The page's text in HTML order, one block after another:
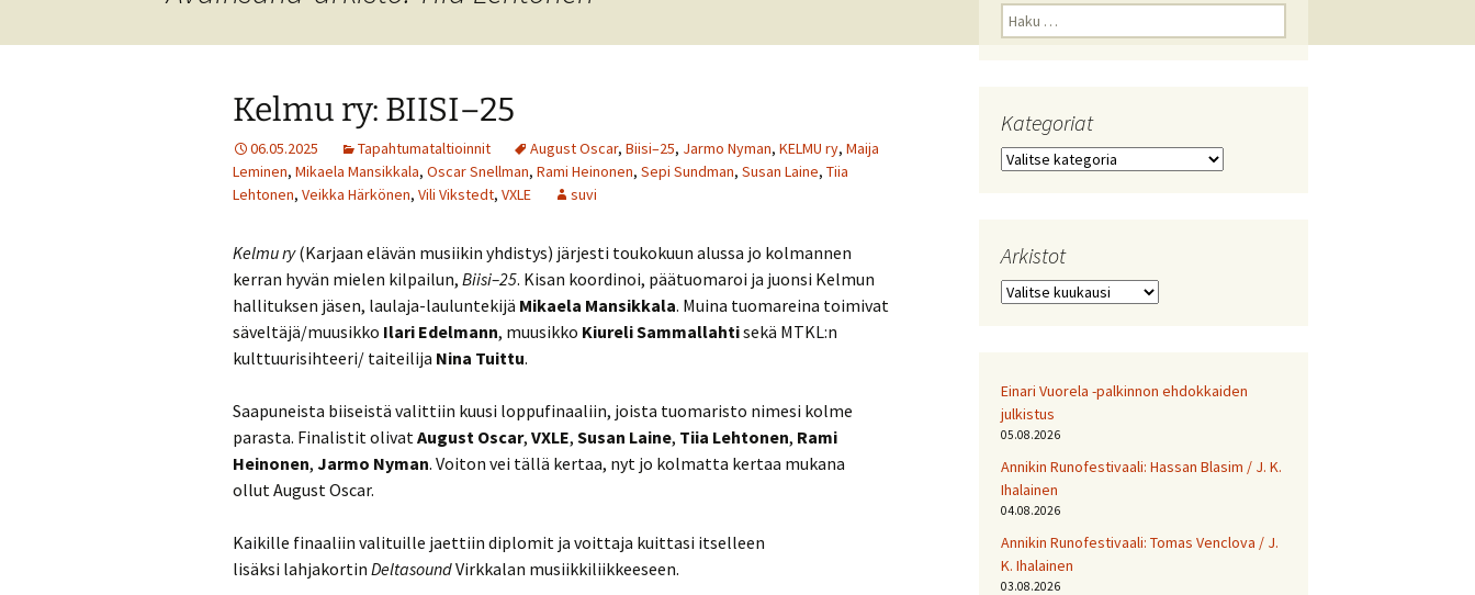
Kelmu ry: BIISI–25
06.05.2025 Tapahtumataltioinnit August Oscar, Biisi–25, Jarmo Nyman, KELMU ry, Maija
Leminen, Mikaela Mansikkala, Oscar Snellman, Rami Heinonen, Sepi Sundman, Susan Laine, Tiia
Lehtonen, Veikka Härkönen, Vili Vikstedt, VXLE suvi
Kelmu ry(Karjaan elävän musiikin yhdistys) järjesti toukokuun alussa jo kolmannen
kerran hyvän mielen kilpailun, Biisi–25. Kisan koordinoi, päätuomaroi ja juonsi Kelmun
hallituksen jäsen, laulaja-lauluntekijä Mikaela Mansikkala. Muina tuomareina toimivat
säveltäjä/muusikko Ilari Edelmann, muusikko Kiureli Sammallahtisekä MTKL:n
kulttuurisihteeri/ taiteilija Nina Tuittu.
Saapuneista biiseistä valittiin kuusi loppufinaaliin, joista tuomaristo nimesi kolme
parasta. Finalistit olivatAugust Oscar, VXLE, Susan Laine, Tiia Lehtonen, Rami
Heinonen, Jarmo Nyman. Voiton vei tällä kertaa, nyt jo kolmatta kertaa mukana
ollut August Oscar.
Kaikille finaaliin valituille jaettiin diplomit ja voittaja kuittasi itselleen
lisäksi lahjakortin DeltasoundVirkkalan musiikkiliikkeeseen.
Haku:
Kategoriat
Kategoriat
Arkistot
Arkistot
Einari Vuorela -palkinnon ehdokkaiden
julkistus
05.08.2026
Annikin Runofestivaali: Has­san Bla­sim / J. K.
Ihalainen
04.08.2026
Annikin Runofestivaali: Tomas Venclova / J.
K. Ihalainen
03.08.2026